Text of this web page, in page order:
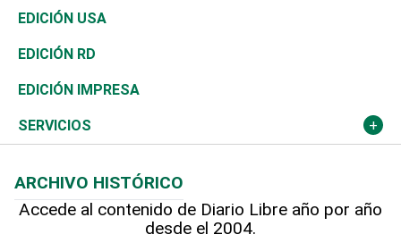
Reportajes
África
Ocenanía
Caribe
Resto del mundo
Vivienda
Telecom.
Global y variable
Economía personal
Buena Vida
Sociales
Novedades
Podcast Arte Libre
Hablando con el pediatra
Ciclismo
Tenis
Olimpismo
Más deportes
Línea de hit
En Directo
El Espía
Noticiero Poteleche
Columnistas
Más firmas
Tecnología
Historia
Martes de tecnología
Cambio climático
Economía
Revista
Deportes
Opinión
Hecho en casa
EDICIÓN USA
EDICIÓN RD
EDICIÓN IMPRESA
SERVICIOS
Cumpleaños
ARCHIVO HISTÓRICO
Accede al contenido de Diario Libre año por año
desde el 2004.